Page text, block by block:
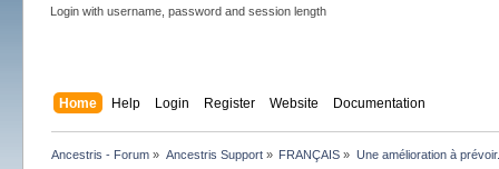
Login with username, password and session length
Home Help Login Register Website Documentation
Ancestris - Forum » Ancestris Support» FRANÇAIS » Une amélioration à prévoir.